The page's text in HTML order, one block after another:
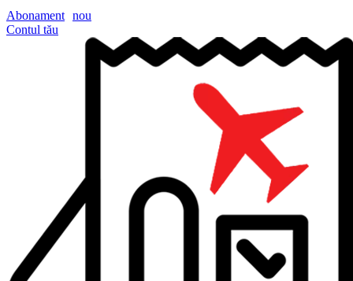
Abonament nou
Contul tău